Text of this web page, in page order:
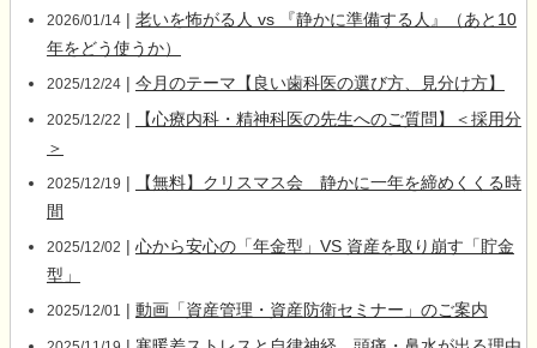
2026/01/14| 老いを怖がる人 vs 『静かに準備する人』（あと10
年をどう使うか）
2025/12/24| 今月のテーマ【良い歯科医の選び方、見分け方】
2025/12/22 |
【心療内科・精神科医の先生へのご質問】＜採用分
＞
2025/12/19 |
【無料】クリスマス会 静かに一年を締めくくる時
間
2025/12/02 | 心から安心の「年金型」VS 資産を取り崩す「貯金
型」
2025/12/01 | 動画「資産管理・資産防衛セミナー」のご案内